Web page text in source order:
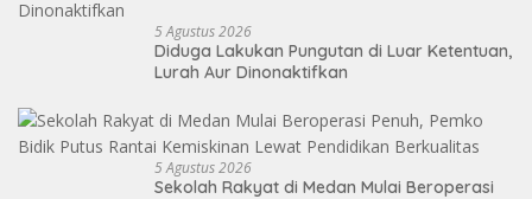
5 Agustus 2026
Diduga Lakukan Pungutan di Luar Ketentuan,
Lurah Aur Dinonaktifkan
5 Agustus 2026
Sekolah Rakyat di Medan Mulai Beroperasi